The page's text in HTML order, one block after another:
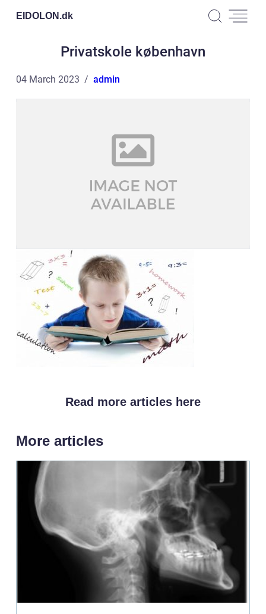
EIDOLON.dk
Privatskole københavn
04 March 2023 admin
Read more articles here
More articles